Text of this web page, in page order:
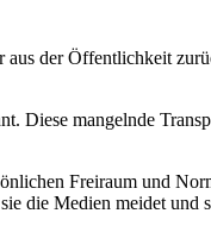
der Öffentlichkeit
mangelnde
Freiraum und
die Medien meidet und